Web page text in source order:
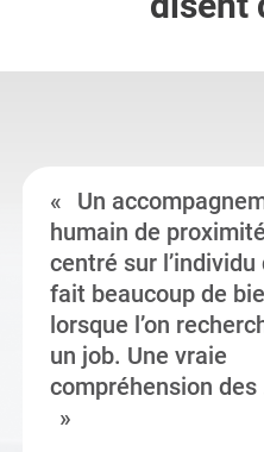
Un
humain de proximité
centré sur l’individu
fait beaucoup de
lorsque l’on
un job. Une vraie
compréhension des